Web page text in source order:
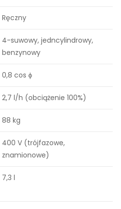
Ręczny
4-suwowy, jedncylindrowy,
benzynowy
0,8 cos ϕ
2,7 l/h (obciążenie 100%)
88 kg
400 V (trójfazowe,
znamionowe)
7,3 l